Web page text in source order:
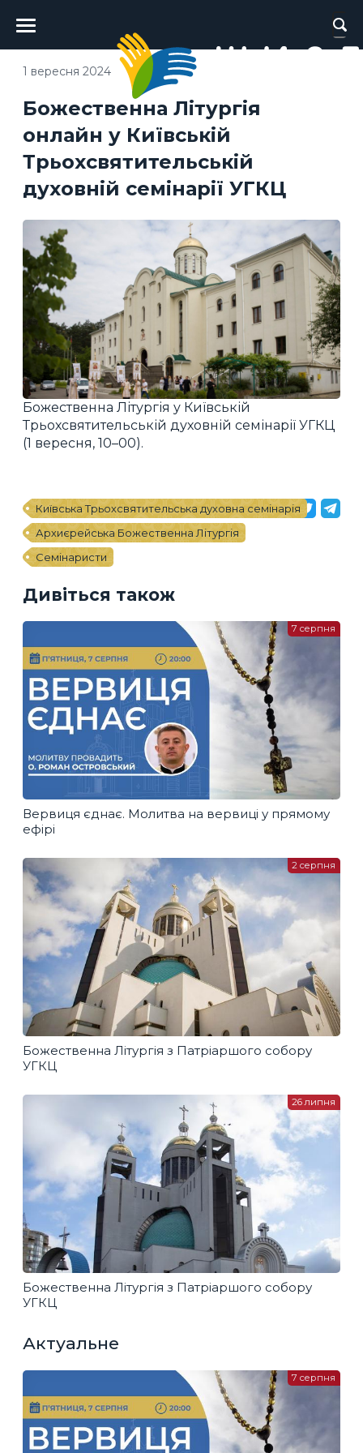
Головне
меню
Божественна Літургія
онлайн у Київській
Трьохсвятительській
духовній семінарії УГКЦ
1 вересня 2024
Божественна Літургія у Київській
Трьохсвятительській духовній семінарії УГКЦ
(1 вересня, 10–00).
Київська Трьохсвятительська духовна семінарія
Архиєрейська Божественна Літургія
Семінаристи
Дивіться також
Вервиця єднає. Молитва на вервиці у прямому
ефірі
7 серпня
Божественна Літургія з Патріаршого собору
УГКЦ
2 серпня
Божественна Літургія з Патріаршого собору
УГКЦ
26 липня
Актуальне
7 серпня